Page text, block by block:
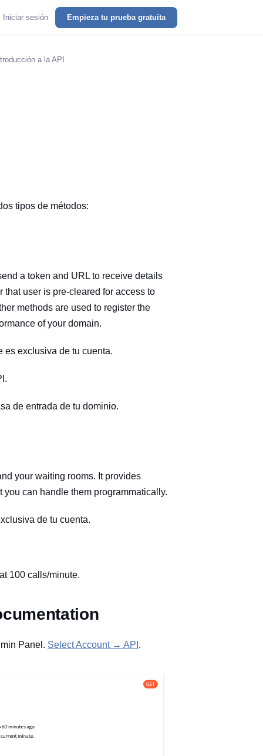
Iniciar sesión Empieza tu prueba gratuita
a la API
tipos de métodos:
a token and URL to receive details
user is pre-cleared for access to
methods are used to register the
of your domain.
es exclusiva de tu cuenta.
de entrada de tu dominio.
your waiting rooms. It provides
can handle them programmatically.
de tu cuenta.
100 calls/minute.
Panel. Select Account → API .